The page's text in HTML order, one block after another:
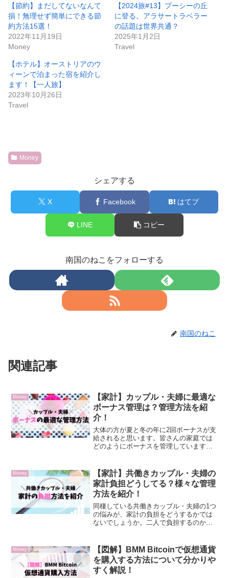
【節約】まだしてないなんて
損！無理せず簡単にできる節
約方法15選！
2022年11月19日
Money
【2024旅#13】プーシーの丘
に登る。アラサートラベラー
の話題は世界共通？
2025年1月2日
Travel
【ホテル】オーストリアのウ
ィーンで泊まった宿を紹介し
ます！【一人旅】
2023年10月26日
Travel
Money
シェアする
X Facebook はてブ
LINE コピー
南国のねこをフォローする
南国のねこ
関連記事
Money
【家計】カップル・夫婦に最適な
ボーナス管理は？管理方法を紹
介！
大体の方が夏と冬の年に2回ボーナスが支
給されると思います。皆さんの家庭では
どのようにボーナスを管理しています
を紹介します。自分たちに合った管理方
法を見つ実践してみましょ...
Money
【家計】共働きカップル・夫婦の
家計負担どうしてる？様々な管理
方法を紹介！
同棲している共働きカップル・夫婦の1つ
の悩みが、家計の負担をどうするかでは
ないでしょうか。二人で負担するのか、
自分たちに適しているのか知りたいかと
思います。この記事では...
Money
【図解】BMM Bitcoinで仮想通貨
を購入する方法について分かりや
すく解説！